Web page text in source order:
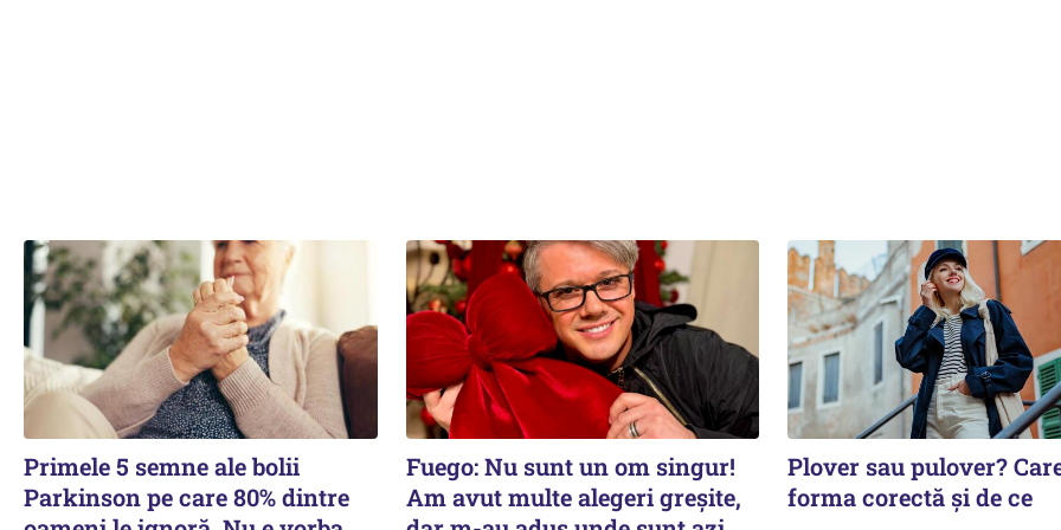
Primele 5 semne ale bolii
Parkinson pe care 80% dintre
Fuego: Nu sunt un om singur!
Am avut multe alegeri greșite,
Plover sau pulover?
forma corectă și de ce